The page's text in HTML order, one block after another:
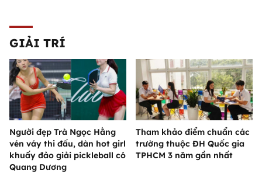
GIẢI TRÍ
Người đẹp Trà Ngọc Hằng
vén váy thi đấu, dàn hot girl
khuấy đảo giải pickleball có
Quang Dương
Tham khảo điểm chuẩn các
trường thuộc ĐH Quốc gia
TPHCM 3 năm gần nhất